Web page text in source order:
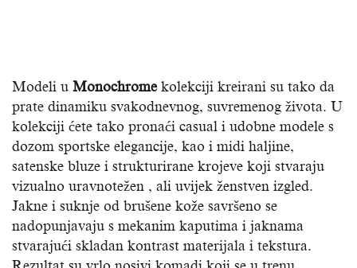
Modeli u Monochromekolekciji kreirani su tako da
prate dinamiku svakodnevnog, suvremenog života. U
kolekciji ćete tako pronaći casual i udobne modele s
dozom sportske elegancije, kao i midi haljine,
satenske bluze i strukturirane krojeve koji stvaraju
vizualno uravnotežen , ali uvijek ženstven izgled.
Jakne i suknje od brušene kože savršeno se
nadopunjavaju s mekanim kaputima i jaknama
stvarajući skladan kontrast materijala i tekstura.